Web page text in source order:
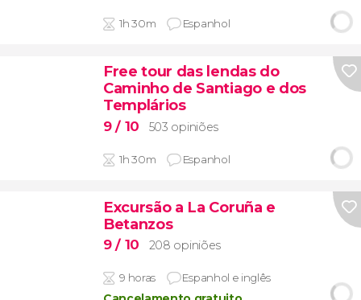
1h 30m Espanhol
Free tour das lendas do
Caminho de Santiago e dos
Templários
9/ 10 503 opiniões
1h 30m Espanhol
Excursão a La Coruña e
Betanzos
9/ 10 208 opiniões
9 horas Espanhol e inglês